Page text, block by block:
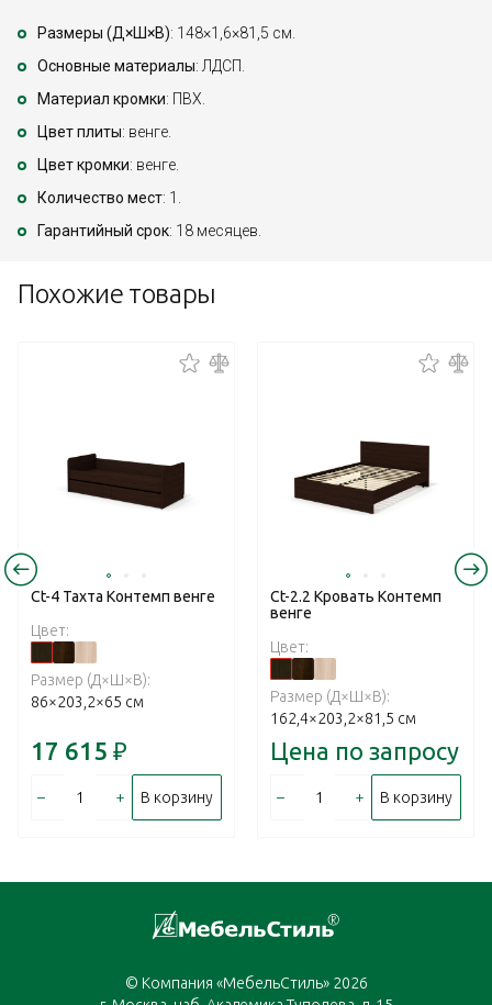
Размеры (Д×Ш×В): 148×1,6×81,5 см.
Основные материалы: ЛДСП.
Материал кромки: ПВХ.
Цвет плиты: венге.
Цвет кромки: венге.
Количество мест: 1.
Гарантийный срок: 18 месяцев.
Похожие товары
Ct-4 Тахта Контемп венге
Цвет:
Размер (Д×Ш×В):
86×203,2×65 см
17 615 ₽
– + В корзину
Ct-2.2 Кровать Контемп
венге
Цвет:
Размер (Д×Ш×В):
162,4×203,2×81,5 см
Цена по запросу
– + В корзину
© Компания «МебельСтиль» 2026